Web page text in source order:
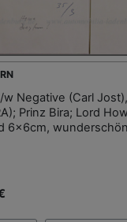
Negative (Carl
Prinz Bira; Lord
6x6cm,